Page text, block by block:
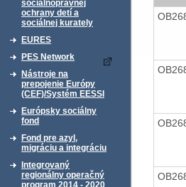
sociálnoprávnej
ochrany detí a
sociálnej kurately
EURES
PES Network
Nástroje na
prepojenie Európy
(CEF)/Systém EESSI
Európsky sociálny
fond
Fond pre azyl,
migráciu a integráciu
Integrovaný
regionálny operačný
program 2014 - 2020